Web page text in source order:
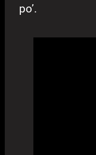
po’.